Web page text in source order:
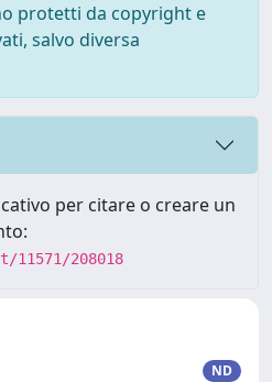
protetti da copyright e
salvo diversa
per citare o creare un
208018
ND